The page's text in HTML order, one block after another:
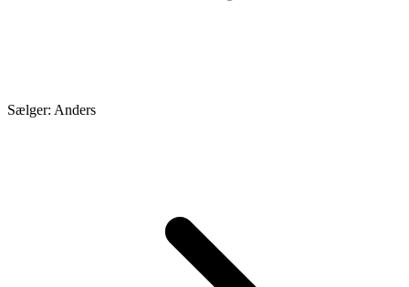
Sælger: Anders